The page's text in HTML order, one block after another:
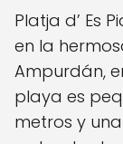
Platja d’ Es
en la
Ampurdán,
playa es
metros y